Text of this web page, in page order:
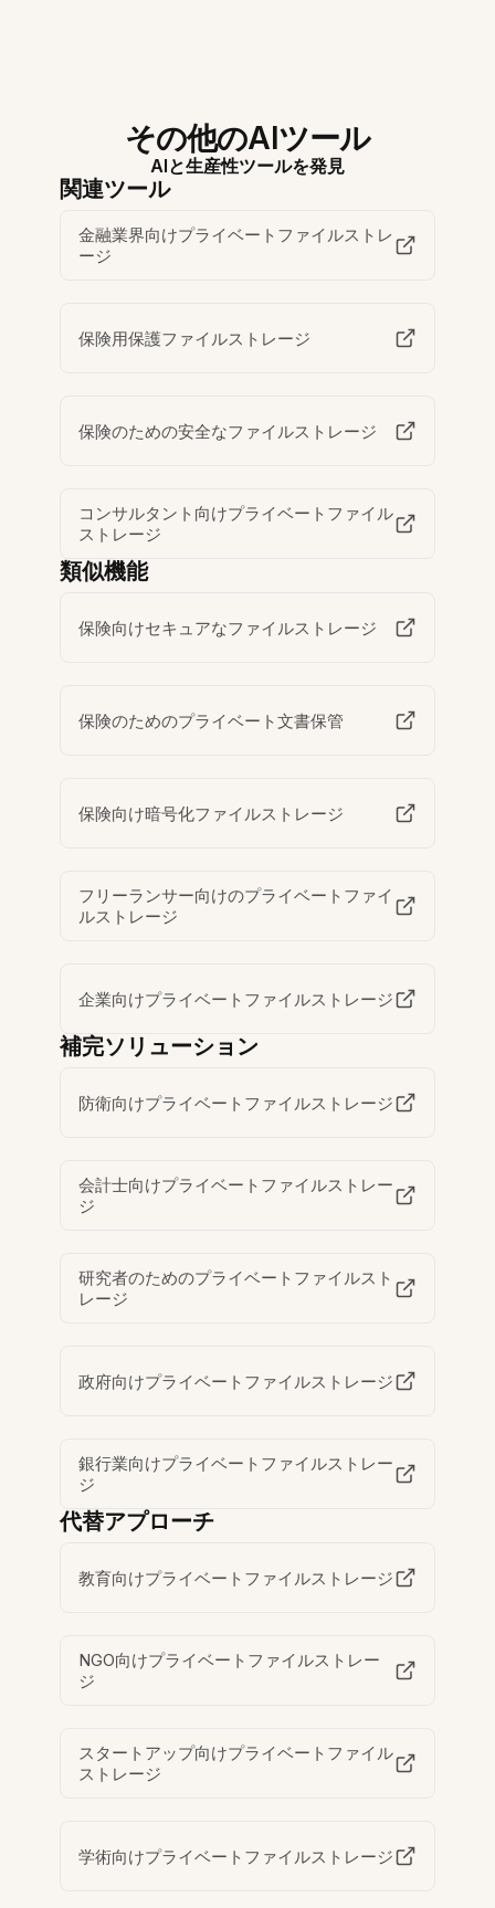
その他のAIツール
AIと生産性ツールを発見
関連ツール
金融業界向けプライベートファイルストレ
ージ
保険用保護ファイルストレージ
保険のための安全なファイルストレージ
コンサルタント向けプライベートファイル
ストレージ
類似機能
保険向けセキュアなファイルストレージ
保険のためのプライベート文書保管
保険向け暗号化ファイルストレージ
フリーランサー向けのプライベートファイ
ルストレージ
企業向けプライベートファイルストレージ
補完ソリューション
防衛向けプライベートファイルストレージ
会計士向けプライベートファイルストレー
ジ
研究者のためのプライベートファイルスト
レージ
政府向けプライベートファイルストレージ
銀行業向けプライベートファイルストレー
ジ
代替アプローチ
教育向けプライベートファイルストレージ
NGO向けプライベートファイルストレー
ジ
スタートアップ向けプライベートファイル
ストレージ
学術向けプライベートファイルストレージ